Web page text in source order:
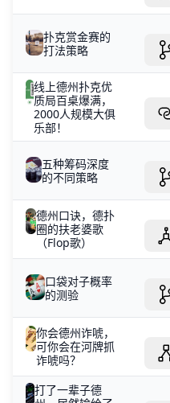
扑克赏金赛的
打法策略
线上德州扑克优
质局百桌爆满，
2000人规模大俱
乐部！
五种筹码深度
的不同策略
德州口诀，德扑
圈的扶老婆歌
（Flop歌）
口袋对子概率
的测验
你会德州诈唬，
可你会在河牌抓
诈唬吗？
打了一辈子德